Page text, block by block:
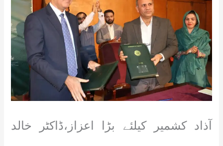
آذاد کشمیر کیلئے بڑا اعزاز،ڈاکٹر خالد